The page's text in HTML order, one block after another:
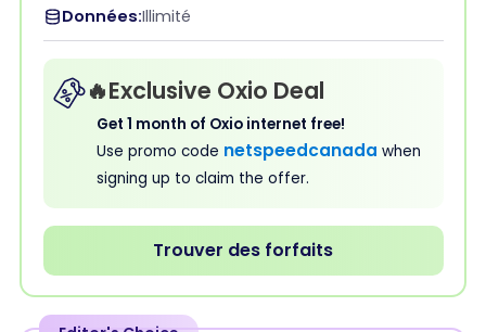
NS
NT NU
ON QC
SK
Données:Illimité
🔥Exclusive Oxio Deal
Get 1 month of Oxio internet free!
Use promo code netspeedcanada when
signing up to claim the offer.
Trouver des forfaits